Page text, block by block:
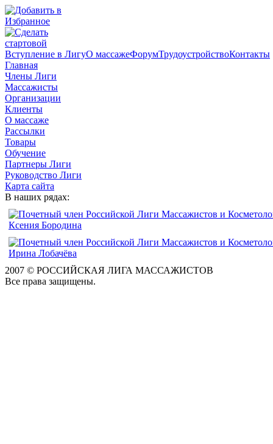
Вступление в ЛигуО массажеФорумТрудоустройствоКонтакты
Главная
Члены Лиги
Массажисты
Организации
Клиенты
О массаже
Рассылки
Товары
Обучение
Партнеры Лиги
Руководство Лиги
Карта сайта
В наших рядах:
2007 © РОССИЙСКАЯ ЛИГА МАССАЖИСТОВ
Все права защищены.